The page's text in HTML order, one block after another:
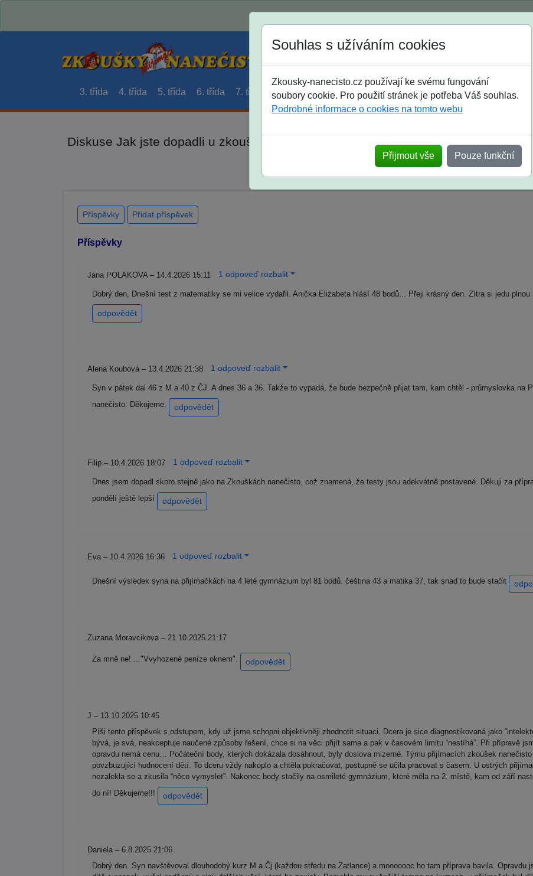
Jak si vybrat
3. třída 4. třída 5. třída 6. třída 7. třída 8. třída 9. třída střední maturanti soutěže prázdniny
Diskuse Jak jste dopadli u zkoušek na SŠ? Vaše ohlasy po skutečných
Souhlas s užíváním cookies
Zkousky-nanecisto.cz používají ke svému fungování
soubory cookie. Pro použití stránek je potřeba Váš souhlas.
Podrobné informace o cookies na tomto webu
Přijmout vše Pouze funkční
Příspěvky Přidat příspěvek
Příspěvky
Jana POLAKOVA – 14.4.2026 15:11 1 odpoveď rozbalit
Dobrý den, Dnešní test z matematiky se mi velice vydařil. Anička Elizabeta hlásí 48 bodů... Přeji krásný den. Zítra si jedu plnou
odpovědět
Alena Koubová – 13.4.2026 21:38 1 odpoveď rozbalit
Syn v pátek dal 46 z M a 40 z ČJ. A dnes 36 a 36. Takže to vypadá, že bude bezpečně přijat tam, kam chtěl - průmyslovka na
nanečisto. Děkujeme.
odpovědět
Filip – 10.4.2026 18:07 1 odpoveď rozbalit
Dnes jsem dopadl skoro stejně jako na Zkouškách nanečisto, což znamená, že testy jsou adekvátně postavené. Děkuji za
pondělí ještě lepší
odpovědět
Eva – 10.4.2026 16:36 1 odpoveď rozbalit
Dnešní výsledek syna na přijímačkách na 4 leté gymnázium byl 81 bodů. čeština 43 a matika 37, tak snad to bude stačit
Zuzana Moravcikova – 21.10.2025 21:17
Za mně ne! ..."Vvyhozené peníze oknem". odpovědět
J – 13.10.2025 10:45
Píši tento příspěvek s odstupem, kdy už jsme schopni objektivněji zhodnotit situaci. Dcera je sice diagnostikovaná jako
bývá, je svá, neakceptuje naučené způsoby řešení, chce si na věci přijít sama a pak v časovém limitu “nestíhá”. Při přípravě
opravdu nemá cenu… Počáteční body, kterých dokázala dosáhnout, byly doslova mizerné. Týmu přijímacích zkoušek
povzbuzující hodnocení dětí. To dceru vždy nakoplo a chtěla pokračovat, postupně se učila pracovat s časem. U ostrých
nezalekla se a zkusila “něco vymyslet”. Nakonec body stačily na osmileté gymnázium, které měla na 2. místě, kam od září
do ní! Děkujeme!!!
odpovědět
Daniela – 6.8.2025 21:06
Dobrý den. Syn navštěvoval dlouhodobý kurz M a Čj (každou středu na Zatlance) a mooooooc ho tam příprava bavila.